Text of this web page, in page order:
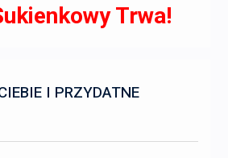
Trwa!
I PRZYDATNE